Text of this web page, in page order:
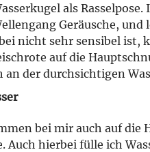
als
Geräusche,
nicht sehr sensibel ist,
auf die
an der durchsichtigen
bei mir auch auf die
Auch hierbei fülle ich